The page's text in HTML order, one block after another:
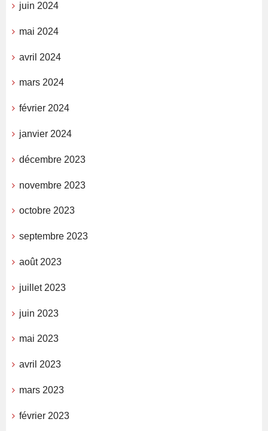
juin 2024
mai 2024
avril 2024
mars 2024
février 2024
janvier 2024
décembre 2023
novembre 2023
octobre 2023
septembre 2023
août 2023
juillet 2023
juin 2023
mai 2023
avril 2023
mars 2023
février 2023